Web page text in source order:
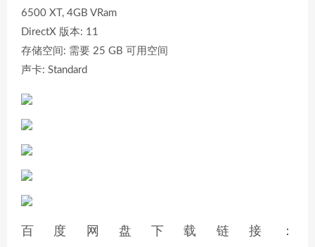
6500 XT, 4GB VRam
DirectX 版本: 11
存储空间: 需要 25 GB 可用空间
声卡: Standard
百度网盘下载链接：